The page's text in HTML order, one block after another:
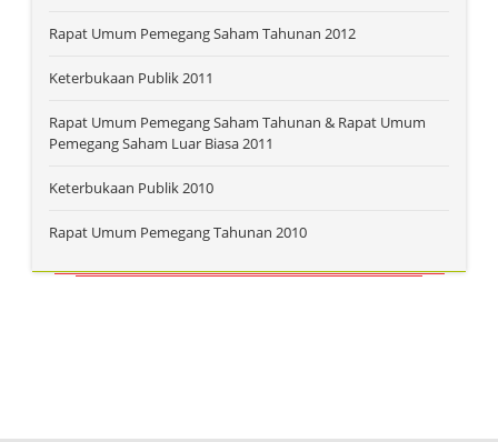
Rapat Umum Pemegang Saham Tahunan 2012
Keterbukaan Publik 2011
Rapat Umum Pemegang Saham Tahunan & Rapat Umum
Pemegang Saham Luar Biasa 2011
Keterbukaan Publik 2010
Rapat Umum Pemegang Tahunan 2010